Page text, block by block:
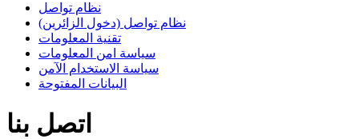
نظام تواصل
نظام تواصل (دخول الزائرين)
تقنية المعلومات
سياسة امن المعلومات
سياسة الاستخدام الآمن
البيانات المفتوحة
اتصل بنا